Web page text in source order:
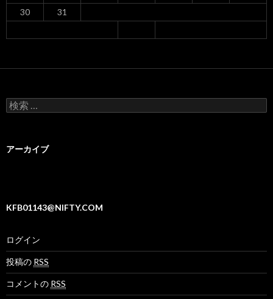
30
31
検
索
アーカイブ
KFB01143@NIFTY.COM
ログイン
投稿の RSS
コメントの RSS